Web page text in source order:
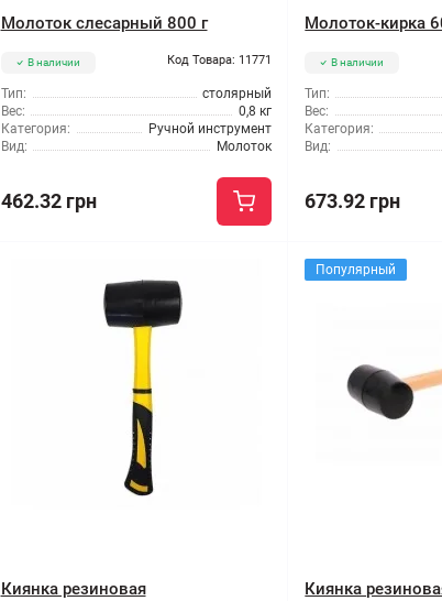
Молоток слесарный 800 г
В наличии Код Товара: 11771
Тип:
столярный
Вес:
0,8 кг
Категория:
Ручной инструмент
Вид:
Молоток
462.32 грн
Молоток-кирка
В наличии
Тип:
Вес:
Категория:
Вид:
673.92 грн
Киянка резиновая
Популярный
Киянка